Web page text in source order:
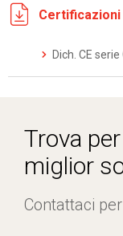
Certificazioni
Dich. CE
Trova
miglior
Contattaci